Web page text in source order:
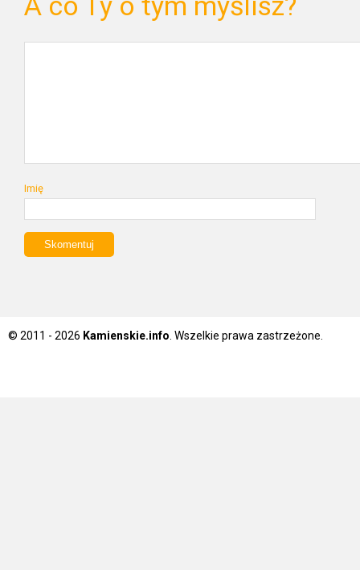
Imię
© 2011 - 2026 Kamienskie.info . Wszelkie prawa zastrzeżone.